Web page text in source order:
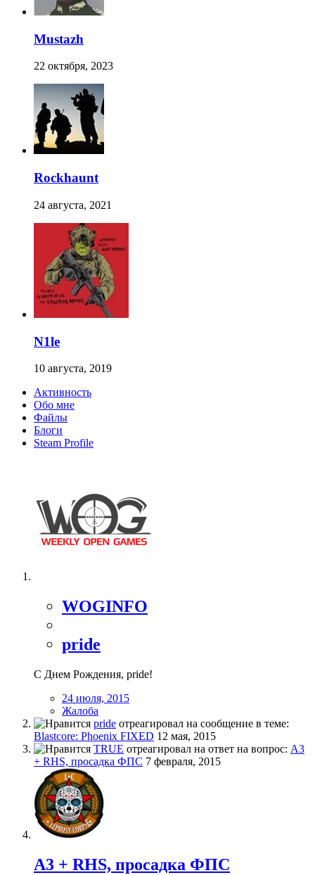
Mustazh
22 октября, 2023
Rockhaunt
24 августа, 2021
N1le
10 августа, 2019
Активность
Обо мне
Файлы
Блоги
Steam Profile
WOGINFO
pride
С Днем Рождения, pride!
24 июля, 2015
Жалоба
pride отреагировал на сообщение в теме:
Blastcore: Phoenix FIXED 12 мая, 2015
TRUE отреагировал на ответ на вопрос: A3
+ RHS, просадка ФПС 7 февраля, 2015
A3 + RHS, просадка ФПС